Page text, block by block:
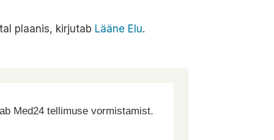
plaanis, kirjutab Lääne Elu.
Med24 tellimuse vormistamist.